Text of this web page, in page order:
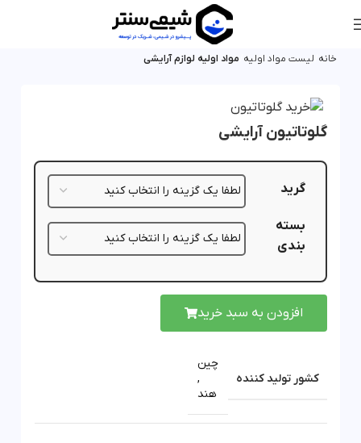
خانه لیست مواد اولیه مواد اولیه لوازم آرایشی
گلوتاتیون آرایشی
گرید
بسته
بندی
افزودن به سبد خرید
کشور تولید کننده
چین
,
هند